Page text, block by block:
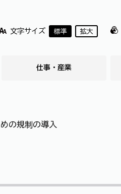
文字サイズ 標準 拡大
仕事・産業
の規制の導入